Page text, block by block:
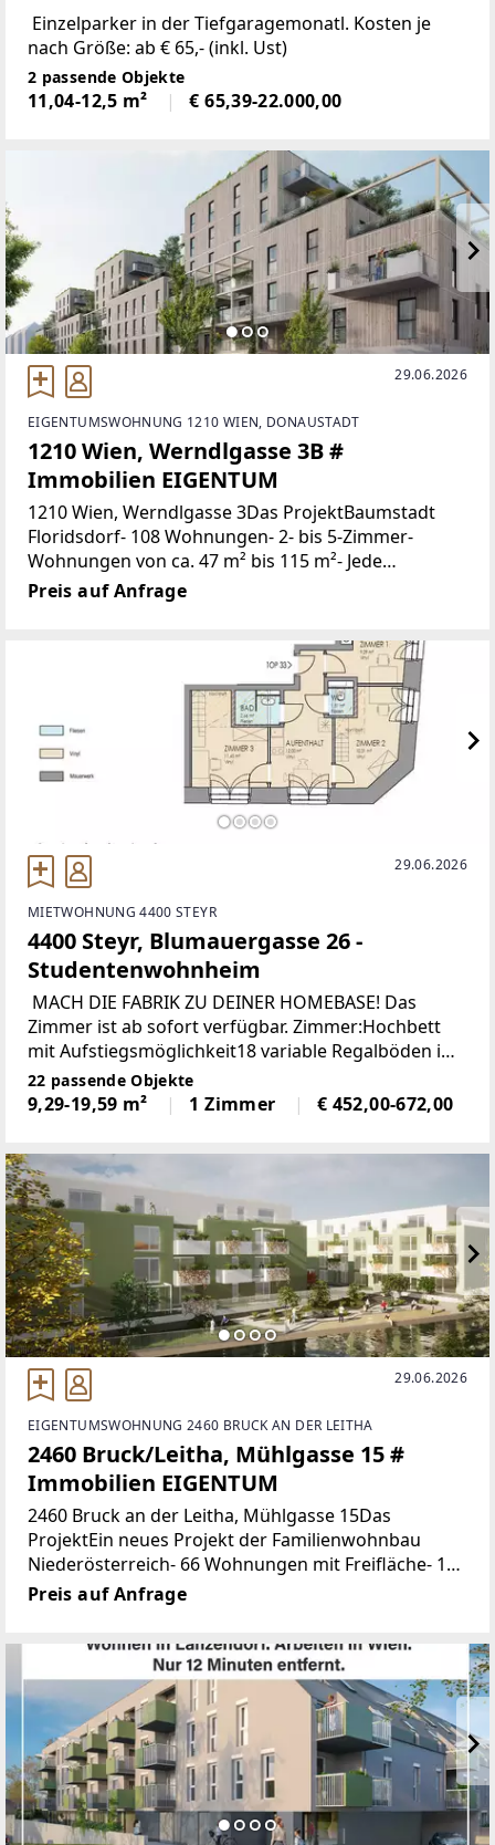
Einzelparker in der Tiefgaragemonatl. Kosten je
nach Größe: ab € 65,- (inkl. Ust)
2 passende Objekte
11,04-12,5 m² € 65,39-22.000,00
29.06.2026
EIGENTUMSWOHNUNG 1210 WIEN, DONAUSTADT
1210 Wien, Werndlgasse 3B #
Immobilien EIGENTUM
1210 Wien, Werndlgasse 3Das ProjektBaumstadt
Floridsdorf- 108 Wohnungen- 2- bis 5-Zimmer-
Wohnungen von ca. 47 m² bis 115 m²- Jede
Wohnung mit Freifläche (Garten, Balkon, Terrasse)-
Gemeinschaftsraum
Preis auf Anfrage
29.06.2026
MIETWOHNUNG 4400 STEYR
4400 Steyr, Blumauergasse 26 -
Studentenwohnheim
MACH DIE FABRIK ZU DEINER HOMEBASE! Das
Zimmer ist ab sofort verfügbar. Zimmer:Hochbett
mit Aufstiegsmöglichkeit18 variable Regalböden im
AufstiegsmöbelLeselampe am
HochbettLattenrostMatratzeNachtboard1
22 passende Objekte
9,29-19,59 m² 1 Zimmer € 452,00-672,00
29.06.2026
EIGENTUMSWOHNUNG 2460 BRUCK AN DER LEITHA
2460 Bruck/Leitha, Mühlgasse 15 #
Immobilien EIGENTUM
2460 Bruck an der Leitha, Mühlgasse 15Das
ProjektEin neues Projekt der Familienwohnbau
Niederösterreich- 66 Wohnungen mit Freifläche- 134
KFZ-Stellplätze- Deckenheiz/-kühlung Konzept,
Preis auf Anfrage